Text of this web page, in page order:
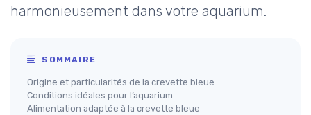
harmonieusement dans votre aquarium.
SOMMAIRE
Origine et particularités de la crevette bleue
Conditions idéales pour l’aquarium
Alimentation adaptée à la crevette bleue